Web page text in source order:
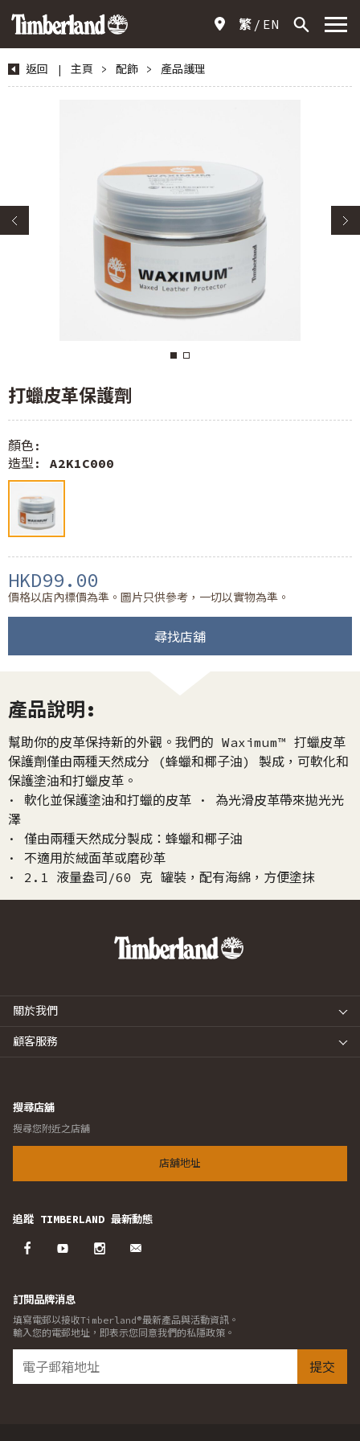
繁 EN
返回 | 主頁 > 配飾 > 產品護理
打蠟皮革保護劑
顏色:
造型: A2K1C000
HKD99.00
價格以店內標價為準。圖片只供參考，一切以實物為準。
尋找店舖
產品說明:
幫助你的皮革保持新的外觀。我們的 Waximum™ 打蠟皮革
保護劑僅由兩種天然成分 (蜂蠟和椰子油) 製成，可軟化和
保護塗油和打蠟皮革。
· 軟化並保護塗油和打蠟的皮革 · 為光滑皮革帶來拋光光
澤
· 僅由兩種天然成分製成：蜂蠟和椰子油
· 不適用於絨面革或磨砂革
· 2.1 液量盎司/60 克 罐裝，配有海綿，方便塗抹
關於我們
顧客服務
搜尋店舖
搜尋您附近之店舖
店舖地址
追蹤 TIMBERLAND 最新動態
訂閱品牌消息
填寫電郵以接收Timberland®最新產品與活動資訊。
輸入您的電郵地址，即表示您同意我們的私隱政策。
提交